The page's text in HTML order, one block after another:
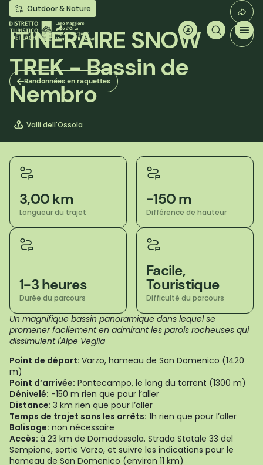
Aller
au
contenu
principal
Randonnées en raquettes
Outdoor & Nature
ITINÉRAIRE SNOW
TREK - Bassin de
Nembro
Valli dell'Ossola
3,00 km
Longueur du trajet
-150 m
Différence de hauteur
1-3 heures
Durée du parcours
Facile,
Touristique
Difficulté du parcours
Un magnifique bassin panoramique dans lequel se
promener facilement en admirant les parois rocheuses qui
dissimulent l'Alpe Veglia
Point de départ: Varzo, hameau de San Domenico (1420
m)
Point d’arrivée: Pontecampo, le long du torrent (1300 m)
Dénivelé: -150 m rien que pour l’aller
Distance: 3 km rien que pour l’aller
Temps de trajet sans les arrêts: 1h rien que pour l’aller
Balisage: non nécessaire
Accès: à 23 km de Domodossola. Strada Statale 33 del
Sempione, sortie Varzo, et suivre les indications pour le
hameau de San Domenico (environ 11 km)